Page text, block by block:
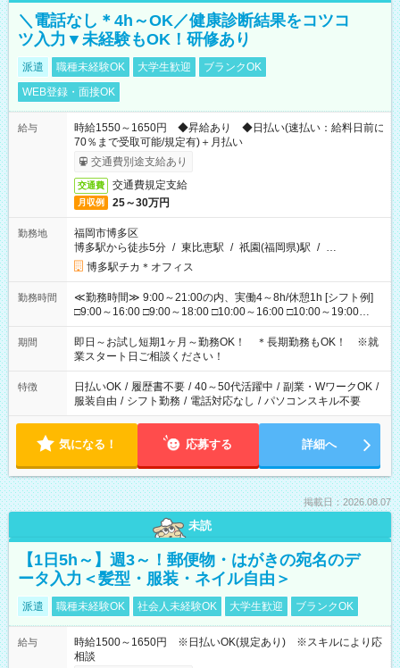
＼電話なし＊4h～OK／健康診断結果をコツコ
ツ入力▼未経験もOK！研修あり
派遣 職種未経験OK 大学生歓迎
ブランクOK
WEB登録・面接OK
給与
時給1550～1650円 ◆昇給あり ◆日払い(速払い：給料日前に
70％まで受取可能/規定有)＋月払い
交通費別途支給あり
交通費 交通費規定支給
月収例 25～30万円
勤務地
福岡市博多区
博多駅から徒歩5分 / 東比恵駅 / 祇園(福岡県)駅 / …
博多駅チカ＊オフィス
勤務時間
≪勤務時間≫ 9:00～21:00の内、実働4～8h/休憩1h [シフト例]
□9:00～16:00 □9:00～18:00 □10:00～16:00 □10:00～19:00
□11:00～20:00 □12:00～19:00 □12:00～21:00 □16:00～21:00
□17:00～21:00 ◆残業なし ◆勤務時間固定の相談OK ◆上記以外
の勤務時間も相談OK
期間
即日～お試し短期1ヶ月～勤務OK！ ＊長期勤務もOK！ ※就
業スタート日ご相談ください！
特徴 日払いOK / 履歴書不要 / 40～50代活躍中 / 副業・WワークOK /
服装自由 / シフト勤務 / 電話対応なし / パソコンスキル不要
気になる！ 応募する 詳細へ
掲載日：2026.08.07
未読
【1日5h～】週3～！郵便物・はがきの宛名のデ
ータ入力＜髪型・服装・ネイル自由＞
派遣 職種未経験OK 社会人未経験OK 大学生歓迎 ブランクOK
給与
時給1500～1650円 ※日払いOK(規定あり) ※スキルにより応
相談